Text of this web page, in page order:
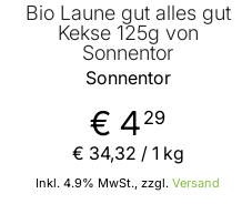
Bio Laune gut alles gut
Kekse 125g von
Sonnentor
Sonnentor
€ 4 29
Inkl. 4.9% MwSt., zzgl. Versand
€ 34,32 / 1 kg